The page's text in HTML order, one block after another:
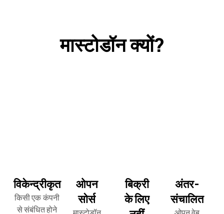
मास्टोडॉन क्यों?
विकेन्द्रीकृत
किसी एक कंपनी
से संबंधित होने
ओपन
सोर्स
बिक्री
के लिए
अंतर-
संचालित